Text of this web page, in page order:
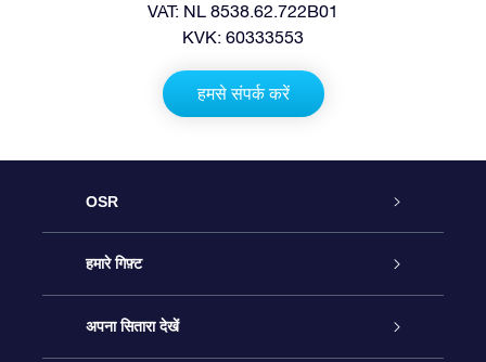
VAT: NL 8538.62.722B01
KVK: 60333553
हमसे संपर्क करें
OSR
ग्राहक सेवा
हमसे संपर्क करें
हमारे गिफ़्ट
ऑनलाइन स्टार गिफ़्ट
अपना सितारा देखें